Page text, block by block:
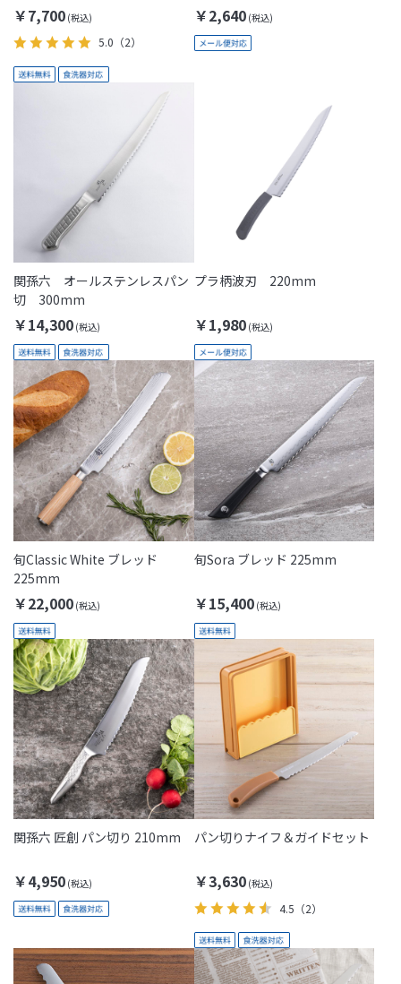
￥7,700
5.0 （2）
￥2,640
関孫六 オールステンレスパン
切 300mm
￥14,300
プラ柄波刃 220mm
￥1,980
旬Classic White ブレッド
225mm
￥22,000
旬Sora ブレッド 225mm
￥15,400
関孫六 匠創 パン切り 210mm
￥4,950
パン切りナイフ＆ガイドセット
￥3,630
4.5 （2）